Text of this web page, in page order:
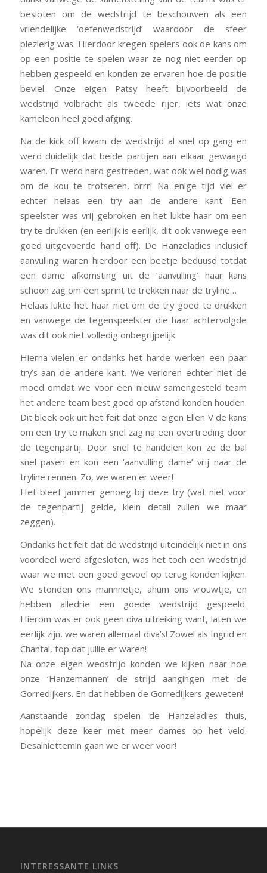
besloten om de wedstrijd te beschouwen als een
vriendelijke ‘oefenwedstrijd’ waardoor de sfeer
plezierig was. Hierdoor kregen spelers ook de kans om
op een positie te spelen waar ze nog niet eerder op
hebben gespeeld en konden ze ervaren hoe de positie
beviel. Onze eigen Patsy heeft bijvoorbeeld de
wedstrijd volbracht als tweede rijer, iets wat onze
kameleon heel goed afging.
Na de kick off kwam de wedstrijd al snel op gang en
werd duidelijk dat beide partijen aan elkaar gewaagd
waren. Er werd hard gestreden, wat ook wel nodig was
om de kou te trotseren, brrr! Na enige tijd viel er
echter helaas een try aan de andere kant. Een
speelster was vrij gebroken en het lukte haar om een
try te drukken (en eerlijk is eerlijk, dit ook vanwege een
goed uitgevoerde hand off). De Hanzeladies inclusief
aanvulling waren hierdoor een beetje beduusd totdat
een dame afkomsting uit de ‘aanvulling’ haar kans
schoon zag om een sprint te trekken naar de tryline…
Helaas lukte het haar niet om de try goed te drukken
en vanwege de tegenspeelster die haar achtervolgde
was dit ook niet volledig onbegrijpelijk.
Hierna vielen er ondanks het harde werken een paar
try’s aan de andere kant. We verloren echter niet de
moed omdat we voor een nieuw samengesteld team
het andere team best goed op afstand konden houden.
Dit bleek ook uit het feit dat onze eigen Ellen V de kans
om een try te maken snel zag na een overtreding door
de tegenpartij. Door snel te handelen kon ze de bal
snel pasen en kon een ‘aanvulling dame’ vrij naar de
tryline rennen. Zo, we waren er weer!
Het bleef jammer genoeg bij deze try (wat niet voor
de tegenpartij gelde, klein detail zullen we maar
zeggen).
Ondanks het feit dat de wedstrijd uiteindelijk niet in ons
voordeel werd afgesloten, was het toch een wedstrijd
waar we met een goed gevoel op terug konden kijken.
We stonden ons mannnetje, ahum ons vrouwtje, en
hebben alledrie een goede wedstrijd gespeeld.
Hierom was er ook geen diva uitreiking want, laten we
eerlijk zijn, we waren allemaal diva’s! Zowel als Ingrid en
Chantal, top dat jullie er waren!
Na onze eigen wedstrijd konden we kijken naar hoe
onze ‘Hanzemannen’ de strijd aangingen met de
Gorredijkers. En dat hebben de Gorredijkers geweten!
Aanstaande zondag spelen de Hanzeladies thuis,
hopelijk deze keer met meer dames op het veld.
Desalniettemin gaan we er weer voor!
INTERESSANTE LINKS